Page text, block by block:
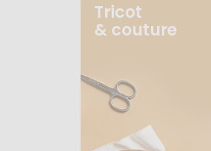
Tricot
& couture